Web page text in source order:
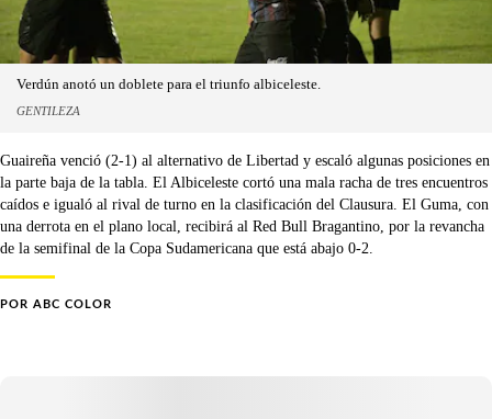
Verdún anotó un doblete para el triunfo albiceleste.
GENTILEZA
Guaireña venció (2-1) al alternativo de Libertad y escaló algunas posiciones en
la parte baja de la tabla. El Albiceleste cortó una mala racha de tres encuentros
caídos e igualó al rival de turno en la clasificación del Clausura. El Guma, con
una derrota en el plano local, recibirá al Red Bull Bragantino, por la revancha
de la semifinal de la Copa Sudamericana que está abajo 0-2.
POR ABC COLOR